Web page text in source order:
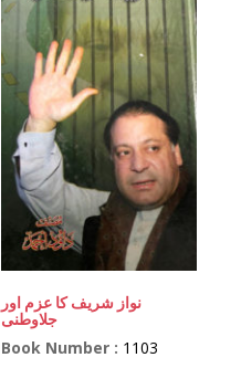
نواز شریف کا عزم اور
جلاوطنی
Book Number : 1103